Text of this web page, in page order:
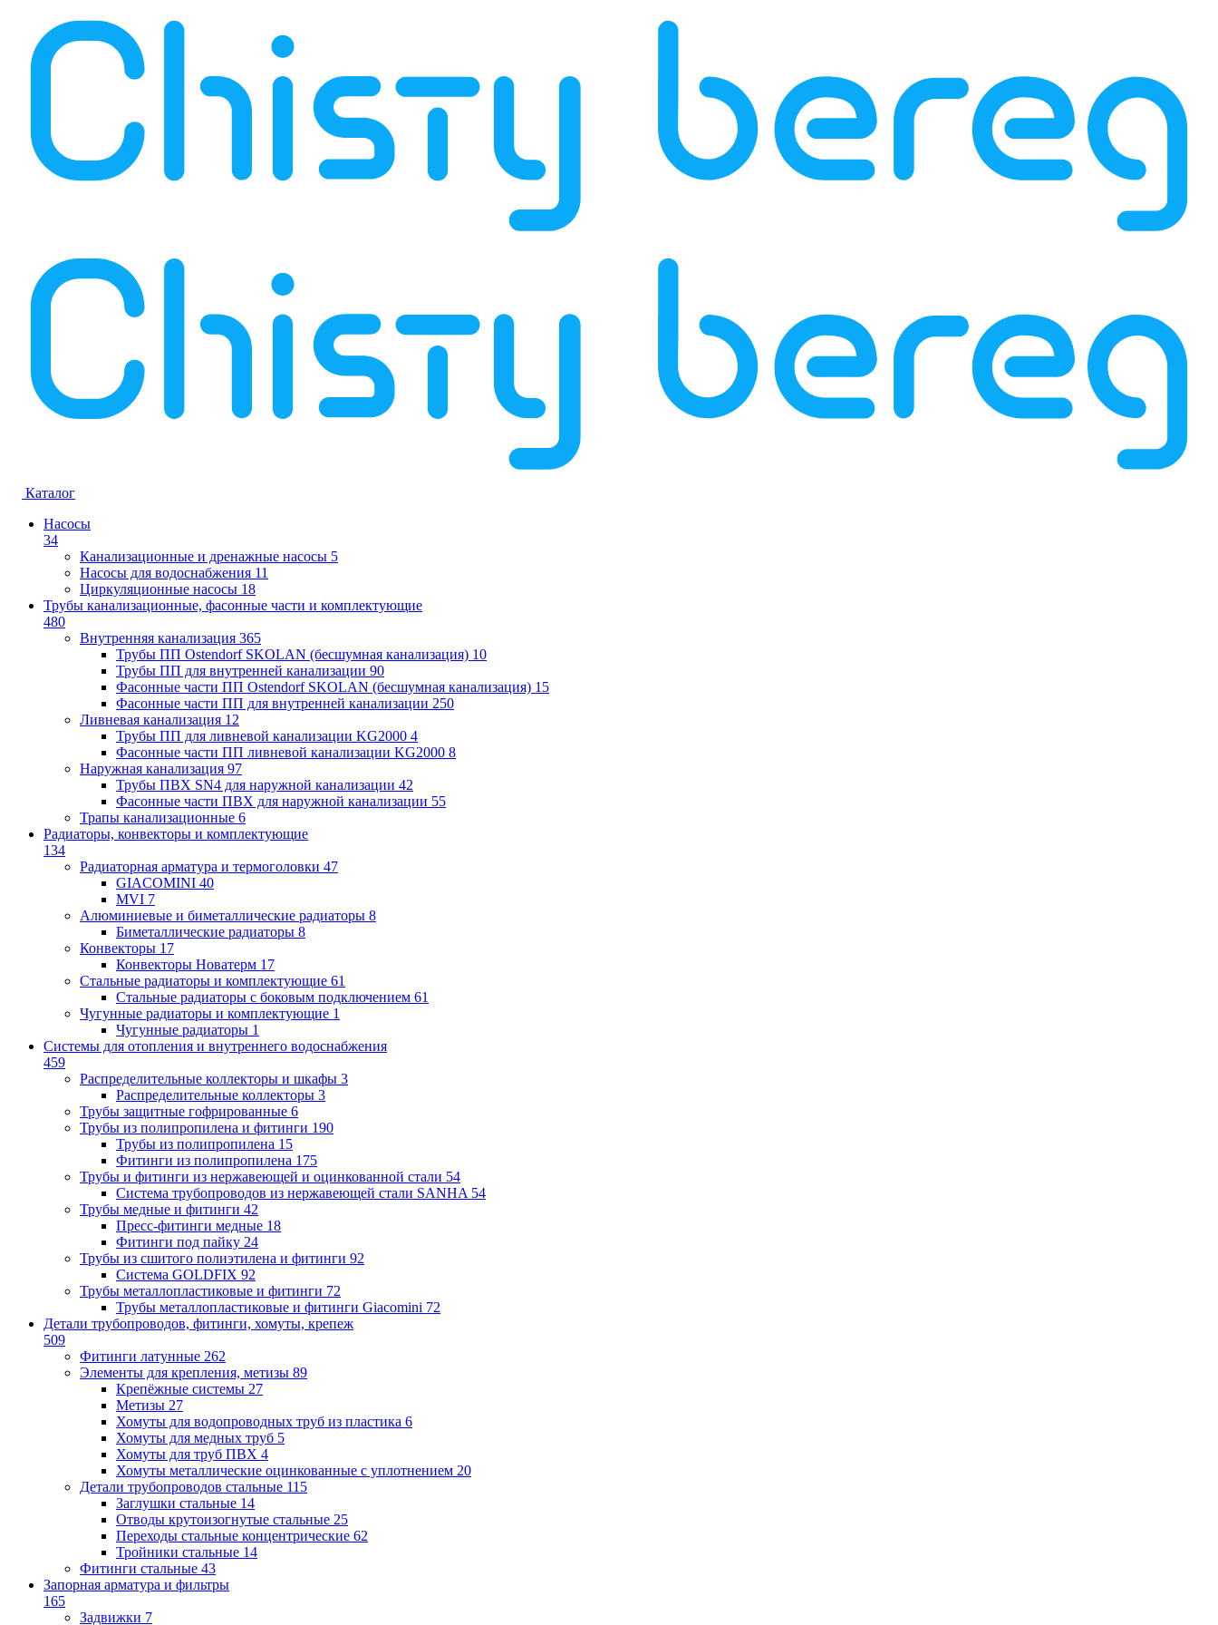
Каталог
Насосы
34
Канализационные и дренажные насосы 5
Насосы для водоснабжения 11
Циркуляционные насосы 18
Трубы канализационные, фасонные части и комплектующие
480
Внутренняя канализация 365
Трубы ПП Ostendorf SKOLAN (бесшумная канализация) 10
Трубы ПП для внутренней канализации 90
Фасонные части ПП Ostendorf SKOLAN (бесшумная канализация) 15
Фасонные части ПП для внутренней канализации 250
Ливневая канализация 12
Трубы ПП для ливневой канализации KG2000 4
Фасонные части ПП ливневой канализации KG2000 8
Наружная канализация 97
Трубы ПВХ SN4 для наружной канализации 42
Фасонные части ПВХ для наружной канализации 55
Трапы канализационные 6
Радиаторы, конвекторы и комплектующие
134
Радиаторная арматура и термоголовки 47
GIACOMINI 40
MVI 7
Алюминиевые и биметаллические радиаторы 8
Биметаллические радиаторы 8
Конвекторы 17
Конвекторы Новатерм 17
Стальные радиаторы и комплектующие 61
Стальные радиаторы с боковым подключением 61
Чугунные радиаторы и комплектующие 1
Чугунные радиаторы 1
Системы для отопления и внутреннего водоснабжения
459
Распределительные коллекторы и шкафы 3
Распределительные коллекторы 3
Трубы защитные гофрированные 6
Трубы из полипропилена и фитинги 190
Трубы из полипропилена 15
Фитинги из полипропилена 175
Трубы и фитинги из нержавеющей и оцинкованной стали 54
Система трубопроводов из нержавеющей стали SANHA 54
Трубы медные и фитинги 42
Пресс-фитинги медные 18
Фитинги под пайку 24
Трубы из сшитого полиэтилена и фитинги 92
Система GOLDFIX 92
Трубы металлопластиковые и фитинги 72
Трубы металлопластиковые и фитинги Giacomini 72
Детали трубопроводов, фитинги, хомуты, крепеж
509
Фитинги латунные 262
Элементы для крепления, метизы 89
Крепёжные системы 27
Метизы 27
Хомуты для водопроводных труб из пластика 6
Хомуты для медных труб 5
Хомуты для труб ПВХ 4
Хомуты металлические оцинкованные с уплотнением 20
Детали трубопроводов стальные 115
Заглушки стальные 14
Отводы крутоизогнутые стальные 25
Переходы стальные концентрические 62
Тройники стальные 14
Фитинги стальные 43
Запорная арматура и фильтры
165
Задвижки 7